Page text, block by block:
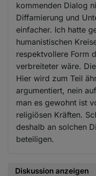
kommenden Dialog
Diffamierung und
einfacher. Ich hatte
humanistischen
respektvollere Form
verbreiteter wäre.
Hier wird zum Teil
argumentiert, nein
man es gewohnt ist
religiösen Kräften.
deshalb an solchen
beteiligen.
Diskussion anzeigen